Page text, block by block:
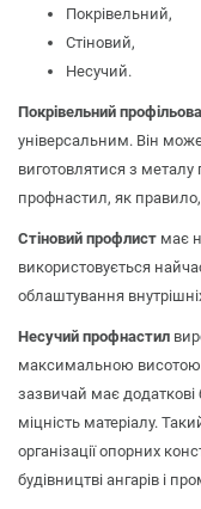
Покрівельний,
Стіновий,
Несучий.
Покрівельний
універсальним. Він
виготовлятися з
профнастил, як
Стіновий профлист має
використовується
облаштування
Несучий профнастил
максимальною висотою
зазвичай має додаткові
міцність матеріалу.
організації опорних
будівництві ангарів і